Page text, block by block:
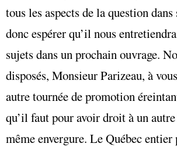
tous les aspects de la question dans
donc espérer qu’il nous
sujets dans un prochain ouvrage.
disposés, Monsieur Parizeau, à
autre tournée de promotion
qu’il faut pour avoir droit à un
même envergure. Le Québec